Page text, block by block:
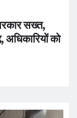
सख्त,
अधिकारियों को